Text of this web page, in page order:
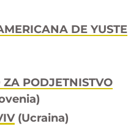
DE YUSTE
PODJETNISTVO
(Ucraina)